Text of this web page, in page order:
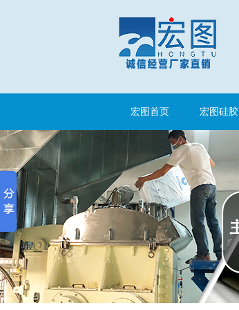
宏图首页 宏图硅胶
涂布硅胶
半透明模具硅胶
注射硅胶